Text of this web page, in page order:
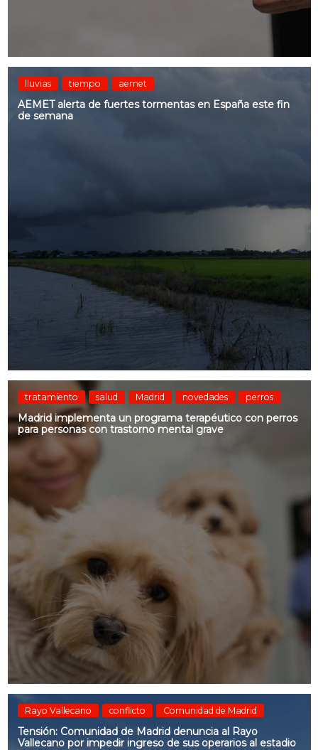
lluvias tiempo aemet
AEMET alerta de fuertes tormentas en España este fin
de semana
tratamiento salud Madrid novedades perros
Madrid implementa un programa terapéutico con perros
para personas con trastorno mental grave
Rayo Vallecano conflicto Comunidad de Madrid
Tensión: Comunidad de Madrid denuncia al Rayo
Vallecano por impedir ingreso de sus operarios al estadio